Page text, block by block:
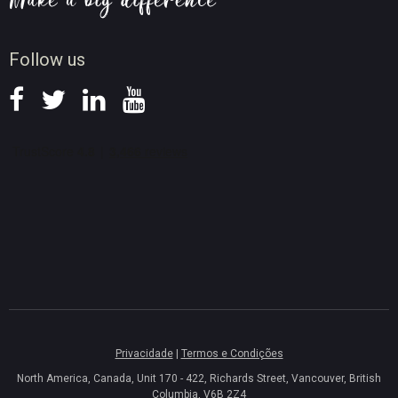
Follow us
Dicas de gravação de ecrã
Privacidade| Termos e Condições
North America, Canada, Unit 170 - 422, Richards Street, Vancouver, British
Columbia, V6B 2Z4